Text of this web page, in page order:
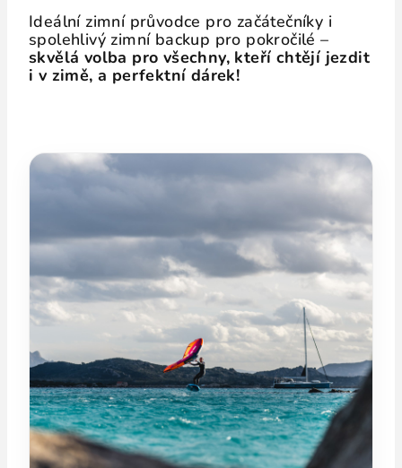
Ideální zimní průvodce pro začátečníky i
spolehlivý zimní backup pro pokročilé –
skvělá volba pro všechny, kteří chtějí jezdit
i v zimě, a perfektní dárek!